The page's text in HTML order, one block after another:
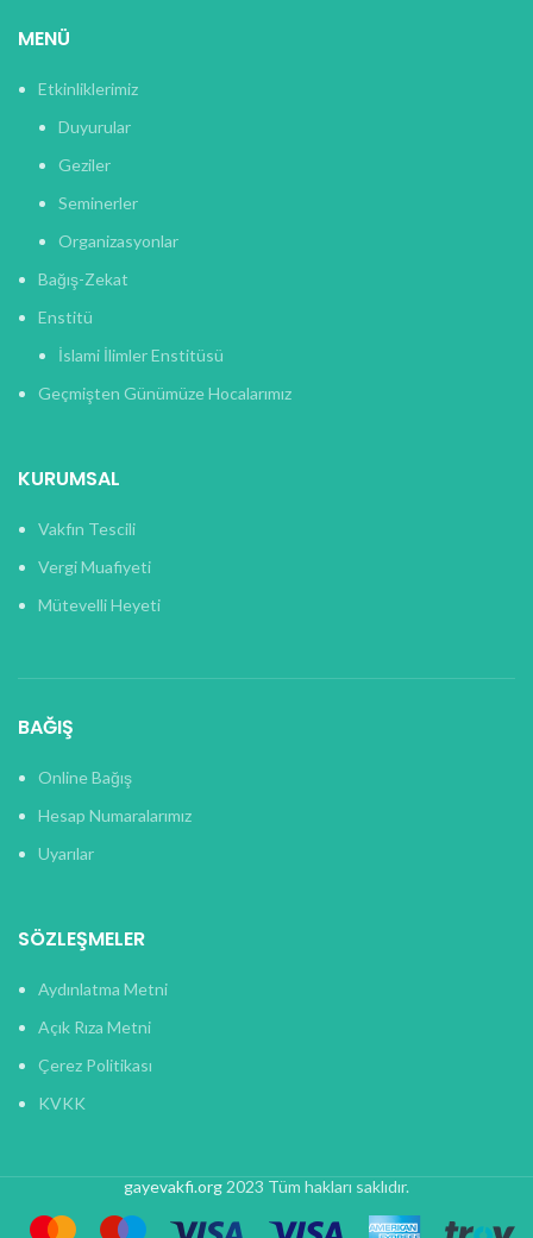
MENÜ
Etkinliklerimiz
Duyurular
Geziler
Seminerler
Organizasyonlar
Bağış-Zekat
Enstitü
İslami İlimler Enstitüsü
Geçmişten Günümüze Hocalarımız
KURUMSAL
Vakfın Tescili
Vergi Muafiyeti
Mütevelli Heyeti
BAĞIŞ
Online Bağış
Hesap Numaralarımız
Uyarılar
SÖZLEŞMELER
Aydınlatma Metni
Açık Rıza Metni
Çerez Politikası
KVKK
gayevakfi.org 2023 Tüm hakları saklıdır.